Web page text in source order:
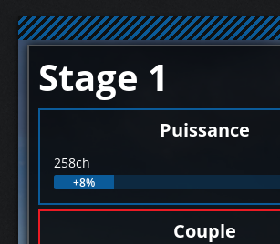
Stage 1
Puissance
258ch
+8%
Couple